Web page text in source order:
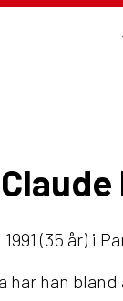
(35 år) i
han